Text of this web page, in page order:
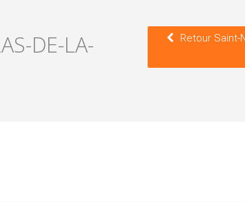
DE-LA-
Retour Saint-